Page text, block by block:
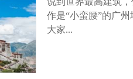
作是“小蛮腰”的广
大家...